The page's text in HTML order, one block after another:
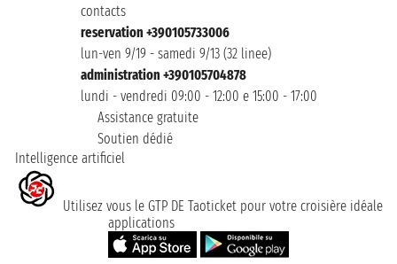
contacts
reservation +390105733006
lun-ven 9/19 - samedi 9/13 (32 linee)
administration +390105704878
lundi - vendredi 09:00 - 12:00 e 15:00 - 17:00
Assistance gratuite
Soutien dédié
Intelligence artificiel
Utilisez vous le GTP DE Taoticket pour votre croisière idéale
applications